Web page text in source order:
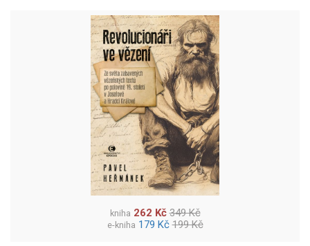
kniha 262 Kč 349 Kč
e-kniha 179 Kč 199 Kč